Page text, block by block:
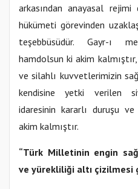
arkasından anayasal
hükümeti görevinden
teşebbüsüdür. Gayr-ı
hamdolsun ki akim
ve silahlı kuvvetlerimizin
kendisine yetki verilen
idaresinin kararlı duruşu
akim kalmıştır.
“Türk Milletinin engin
ve yürekliliği altı çizilmesi